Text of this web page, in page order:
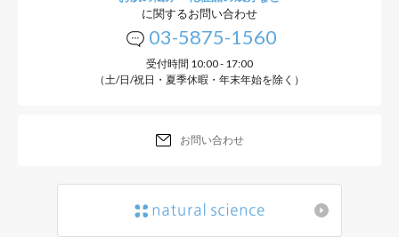
に関するお問い合わせ
03-5875-1560
受付時間 10:00 - 17:00
（土/日/祝日・夏季休暇・年末年始を除く）
お問い合わせ